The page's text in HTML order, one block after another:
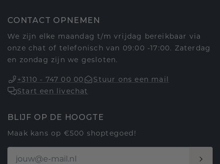
CONTACT OPNEMEN
We zijn elke maandag t/m vrijdag bereikbaar via
onze chat of telefonisch van 09:00 -17:00. Zaterdag
en zondag zijn we gesloten.
+3110 - 747 00 00
Stuur ons een mail
Start een livechat
BLIJF OP DE HOOGTE
Maak kans op €500 shoptegoed!